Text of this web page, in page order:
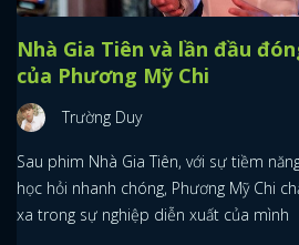
Nhà Gia Tiên và lần đầu
của Phương Mỹ Chi
Trường Duy
Sau phim Nhà Gia Tiên, với sự tiềm
học hỏi nhanh chóng, Phương Mỹ Chi
xa trong sự nghiệp diễn xuất của mình